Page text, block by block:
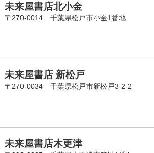
未来屋書店北小金
〒270-0014 千葉県松戸市小金1番地
未来屋書店 新松戸
〒270-0034 千葉県松戸市新松戸3-2-2
未来屋書店木更津